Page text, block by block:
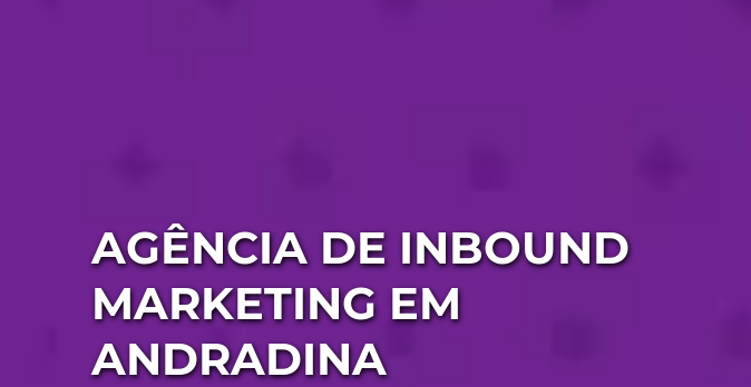
AGÊNCIA DE INBOUND
MARKETING EM
ANDRADINA